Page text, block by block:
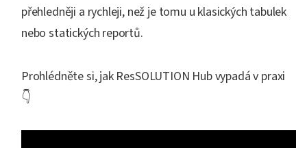
přehledněji a rychleji, než je tomu u klasických tabulek
nebo statických reportů.
Prohlédněte si, jak ResSOLUTION Hub vypadá v praxi
👇